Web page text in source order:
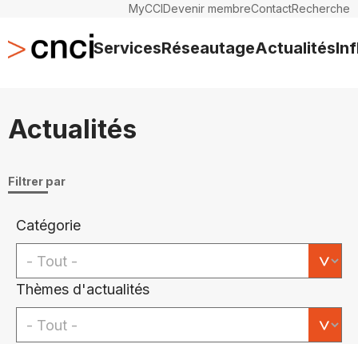
MyCCIDevenir membreContactRecherche
ServicesRéseautageActualités
Actualités
Filtrer par
Catégorie
Thèmes d'actualités